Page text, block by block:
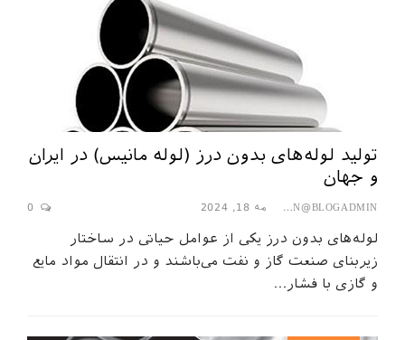
تولید لوله‌های بدون درز (لوله مانیس) در ایران
و جهان
SEPAHAN@BLOGADMIN مه 18, 2024
لوله‌های بدون درز یکی از عوامل حیاتی در ساختار
زیربنای صنعت گاز و نفت می‌باشند و در انتقال مواد مایع
و گازی با فشار…